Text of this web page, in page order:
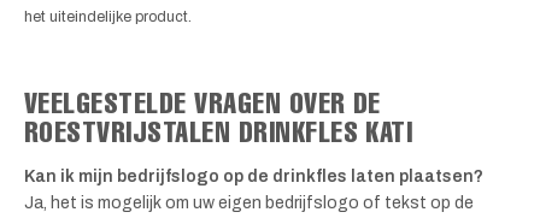
het uiteindelijke product.
VEELGESTELDE VRAGEN OVER DE
ROESTVRIJSTALEN DRINKFLES KATI
Kan ik mijn bedrijfslogo op de drinkfles laten plaatsen?
Ja, het is mogelijk om uw eigen bedrijfslogo of tekst op de